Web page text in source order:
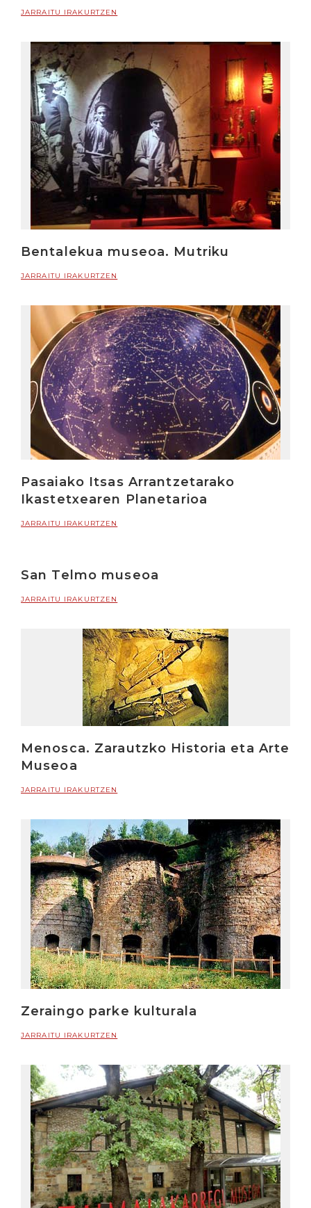
JARRAITU IRAKURTZEN
Bentalekua museoa. Mutriku
JARRAITU IRAKURTZEN
Pasaiako Itsas Arrantzetarako
Ikastetxearen Planetarioa
JARRAITU IRAKURTZEN
San Telmo museoa
JARRAITU IRAKURTZEN
Menosca. Zarautzko Historia eta Arte
Museoa
JARRAITU IRAKURTZEN
Zeraingo parke kulturala
JARRAITU IRAKURTZEN